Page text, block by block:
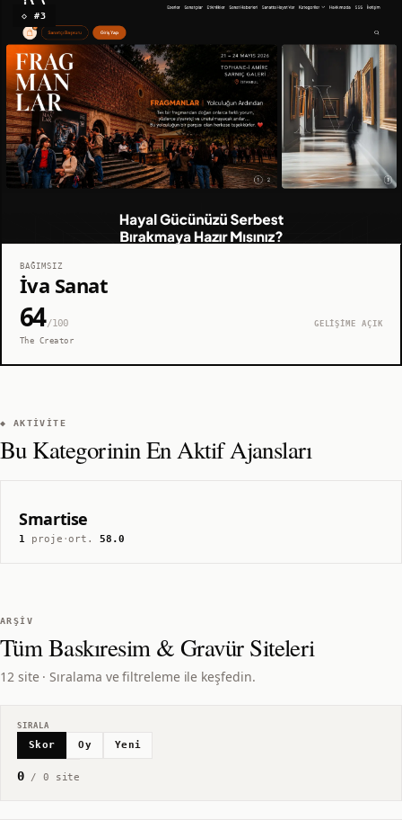
◇ #3
BAĞIMSIZ
İva Sanat
64/100
GELİŞİME AÇIK
The Creator
◆ AKTIVITE
Bu Kategorinin En Aktif Ajansları
Smartise
1proje ·ort.58.0
ARŞIV
TümBaskıresim & GravürSiteleri
12 site · Sıralama ve filtreleme ile keşfedin.
SIRALA
Skor Oy Yeni
0/ 0 site